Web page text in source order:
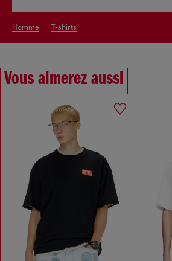
homme t-shirts
Vous aimerez aussi